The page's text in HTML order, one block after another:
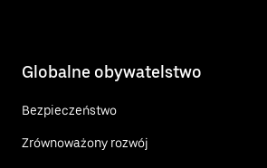
Globalne obywatelstwo
Bezpieczeństwo
Zrównoważony rozwój